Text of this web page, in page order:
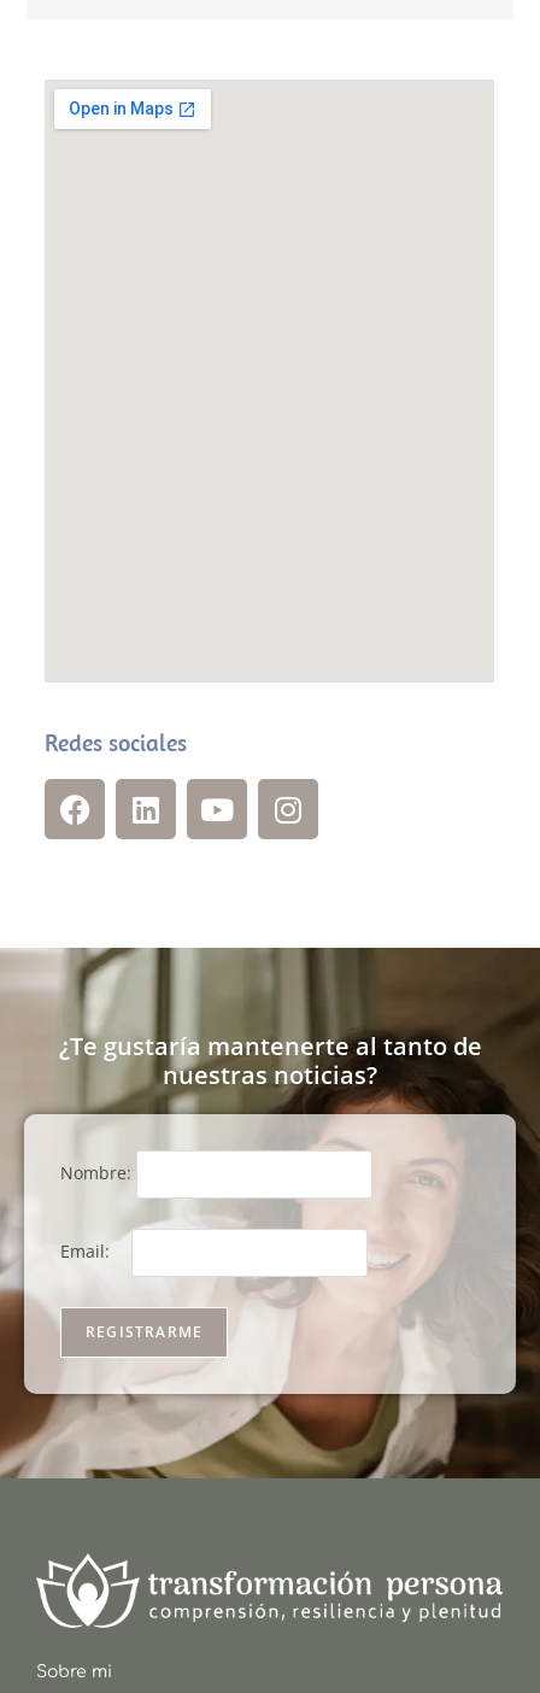
Redes sociales
¿Te gustaría mantenerte al tanto de
nuestras noticias?
Nombre:
Email:
Sobre mi